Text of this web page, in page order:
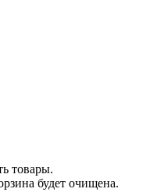
товары.
будет очищена.